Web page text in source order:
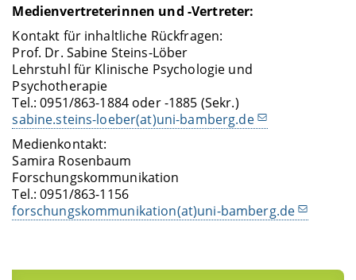
Medienvertreterinnen und -Vertreter:
Kontakt für inhaltliche Rückfragen:
Prof. Dr. Sabine Steins-Löber
Lehrstuhl für Klinische Psychologie und
Psychotherapie
Tel.: 0951/863-1884 oder -1885 (Sekr.)
sabine.steins-loeber(at)uni-bamberg.de
Medienkontakt:
Samira Rosenbaum
Forschungskommunikation
Tel.: 0951/863-1156
forschungskommunikation(at)uni-bamberg.de